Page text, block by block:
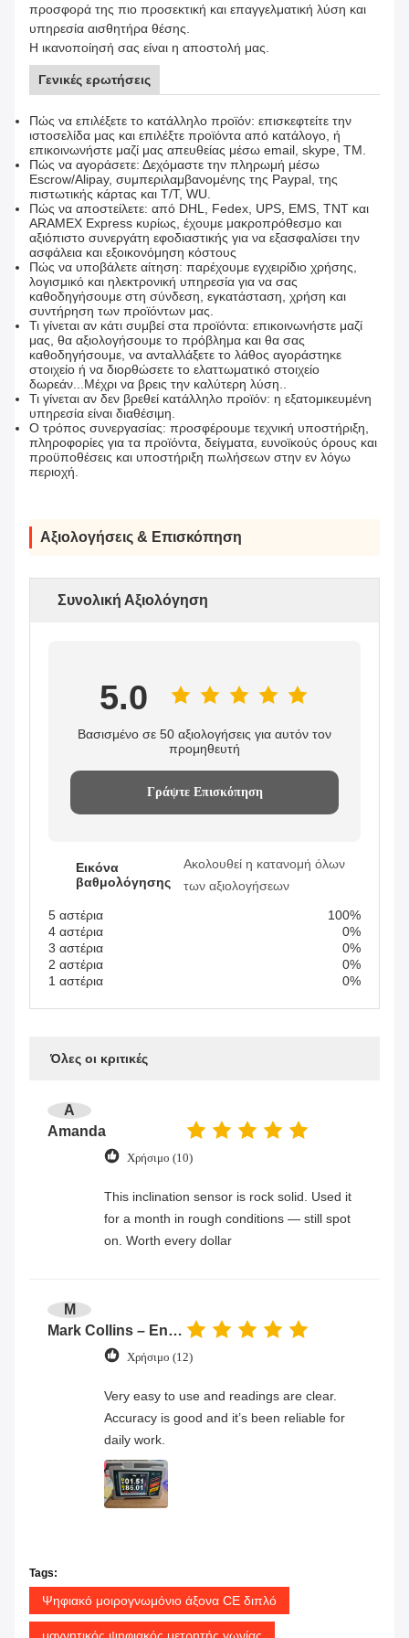
προσφορά της πιο προσεκτική και επαγγελματική λύση και
υπηρεσία αισθητήρα θέσης.
Η ικανοποίησή σας είναι η αποστολή μας.
Γενικές ερωτήσεις
Πώς να επιλέξετε το κατάλληλο προϊόν: επισκεφτείτε την
ιστοσελίδα μας και επιλέξτε προϊόντα από κατάλογο, ή
επικοινωνήστε μαζί μας απευθείας μέσω email, skype, TM.
Πώς να αγοράσετε: Δεχόμαστε την πληρωμή μέσω
Escrow/Alipay, συμπεριλαμβανομένης της Paypal, της
πιστωτικής κάρτας και T/T, WU.
Πώς να αποστείλετε: από DHL, Fedex, UPS, EMS, TNT και
ARAMEX Express κυρίως, έχουμε μακροπρόθεσμο και
αξιόπιστο συνεργάτη εφοδιαστικής για να εξασφαλίσει την
ασφάλεια και εξοικονόμηση κόστους
Πώς να υποβάλετε αίτηση: παρέχουμε εγχειρίδιο χρήσης,
λογισμικό και ηλεκτρονική υπηρεσία για να σας
καθοδηγήσουμε στη σύνδεση, εγκατάσταση, χρήση και
συντήρηση των προϊόντων μας.
Τι γίνεται αν κάτι συμβεί στα προϊόντα: επικοινωνήστε μαζί
μας, θα αξιολογήσουμε το πρόβλημα και θα σας
καθοδηγήσουμε, να ανταλλάξετε το λάθος αγοράστηκε
στοιχείο ή να διορθώσετε το ελαττωματικό στοιχείο
δωρεάν...Μέχρι να βρεις την καλύτερη λύση..
Τι γίνεται αν δεν βρεθεί κατάλληλο προϊόν: η εξατομικευμένη
υπηρεσία είναι διαθέσιμη.
Ο τρόπος συνεργασίας: προσφέρουμε τεχνική υποστήριξη,
πληροφορίες για τα προϊόντα, δείγματα, ευνοϊκούς όρους και
προϋποθέσεις και υποστήριξη πωλήσεων στην εν λόγω
περιοχή.
Αξιολογήσεις & Επισκόπηση
Συνολική Αξιολόγηση
5.0
Βασισμένο σε 50 αξιολογήσεις για αυτόν τον
προμηθευτή
Γράψτε Επισκόπηση
Εικόνα
βαθμολόγησης
Ακολουθεί η κατανομή όλων
των αξιολογήσεων
5 αστέρια
100%
4 αστέρια
0%
3 αστέρια
0%
2 αστέρια
0%
1 αστέρια
0%
Όλες οι κριτικές
A
Amanda
Χρήσιμο (10)
This inclination sensor is rock solid. Used it
for a month in rough conditions — still spot
on. Worth every dollar
M
Mark Collins – Engineer
Χρήσιμο (12)
Very easy to use and readings are clear.
Accuracy is good and it’s been reliable for
daily work.
Tags:
Ψηφιακό μοιρογνωμόνιο άξονα CE διπλό
μαγνητικός ψηφιακός μετρητής γωνίας